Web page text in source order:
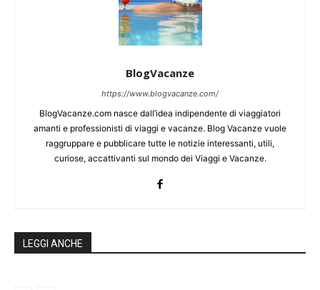
BlogVacanze
https://www.blogvacanze.com/
BlogVacanze.com nasce dall’idea indipendente di viaggiatori
amanti e professionisti di viaggi e vacanze. Blog Vacanze vuole
raggruppare e pubblicare tutte le notizie interessanti, utili,
curiose, accattivanti sul mondo dei Viaggi e Vacanze.
LEGGI ANCHE